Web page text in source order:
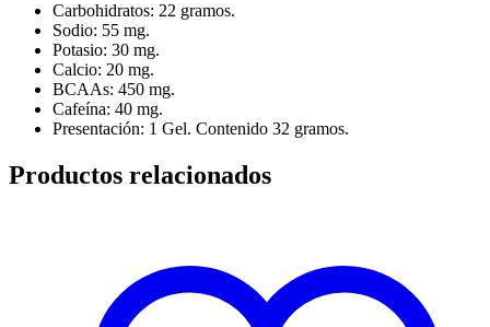
Carbohidratos: 22 gramos.
Sodio: 55 mg.
Potasio: 30 mg.
Calcio: 20 mg.
BCAAs: 450 mg.
Cafeína: 40 mg.
Presentación: 1 Gel. Contenido 32 gramos.
Productos relacionados